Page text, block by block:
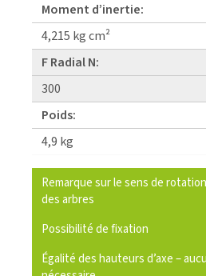
Moment d’inertie:
4,215 kg cm²
F Radial N:
300
Poids:
4,9 kg
Remarque sur le sens de
des arbres
Possibilité de fixation
Égalité des hauteurs d’axe –